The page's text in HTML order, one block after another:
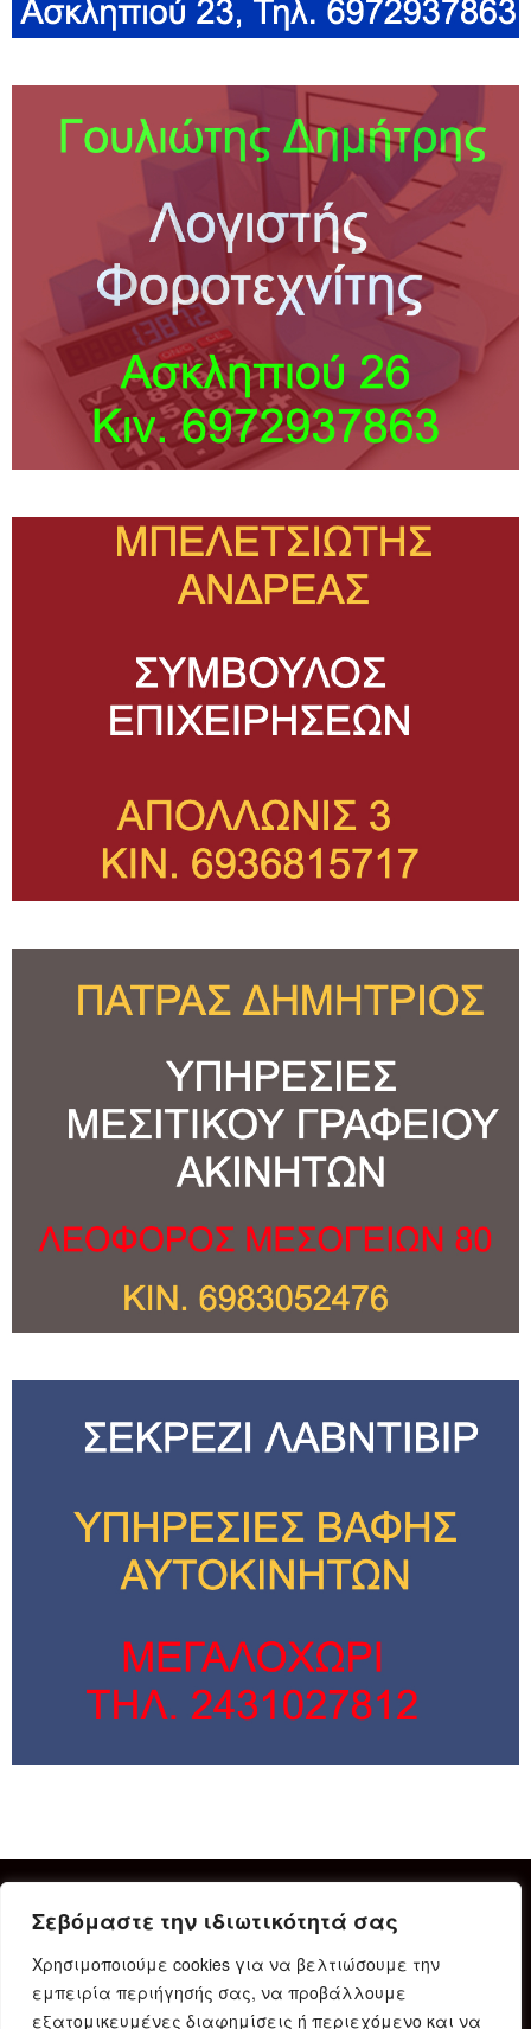
Σεβόμαστε την ιδιωτικότητά σας
Χρησιμοποιούμε cookies για να βελτιώσουμε την
εμπειρία περιήγησής σας, να προβάλλουμε
εξατομικευμένες διαφημίσεις ή περιεχόμενο και να